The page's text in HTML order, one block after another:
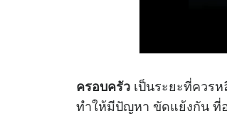
ครอบครัว เป็นระยะที่ควร
ทำให้มีปัญหา ขัดแย้งกัน ที่